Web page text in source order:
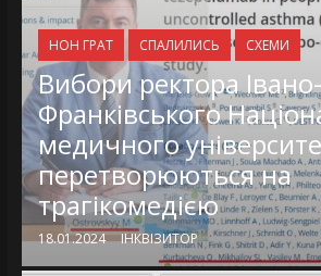
НОН ГРАТ СПАЛИЛИСЬ СХЕМИ
Вибори ректора Івано-
Франківського
медичного
перетворюються на
трагікомедією
18.01.2024 ІНКВІЗИТОР